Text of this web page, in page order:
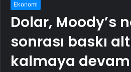
Ekonomi
Dolar, Moody’s
sonrası baskı
kalmaya